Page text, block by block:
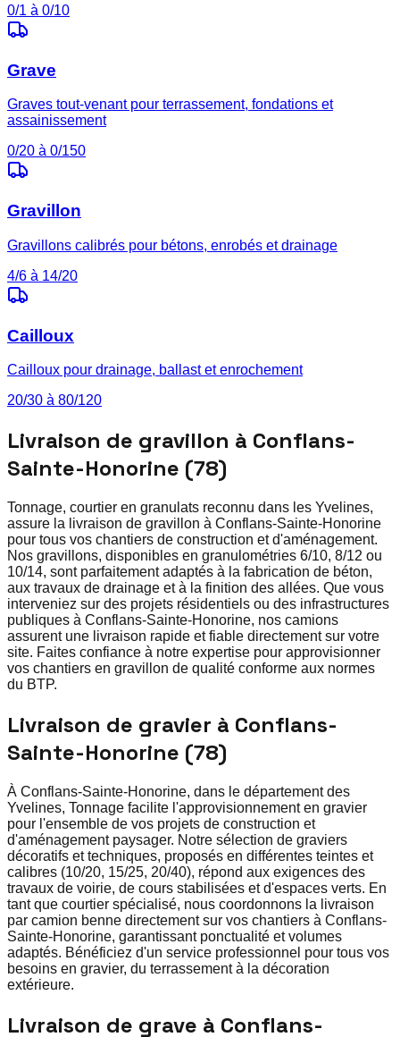
0/1 à 0/10
Grave
Graves tout-venant pour terrassement, fondations et
assainissement
0/20 à 0/150
Gravillon
Gravillons calibrés pour bétons, enrobés et drainage
4/6 à 14/20
Cailloux
Cailloux pour drainage, ballast et enrochement
20/30 à 80/120
Livraison de gravillon à Conflans-
Sainte-Honorine (78)
Tonnage, courtier en granulats reconnu dans les Yvelines,
assure la livraison de gravillon à Conflans-Sainte-Honorine
pour tous vos chantiers de construction et d'aménagement.
Nos gravillons, disponibles en granulométries 6/10, 8/12 ou
10/14, sont parfaitement adaptés à la fabrication de béton,
aux travaux de drainage et à la finition des allées. Que vous
interveniez sur des projets résidentiels ou des infrastructures
publiques à Conflans-Sainte-Honorine, nos camions
assurent une livraison rapide et fiable directement sur votre
site. Faites confiance à notre expertise pour approvisionner
vos chantiers en gravillon de qualité conforme aux normes
du BTP.
Livraison de gravier à Conflans-
Sainte-Honorine (78)
À Conflans-Sainte-Honorine, dans le département des
Yvelines, Tonnage facilite l'approvisionnement en gravier
pour l'ensemble de vos projets de construction et
d'aménagement paysager. Notre sélection de graviers
décoratifs et techniques, proposés en différentes teintes et
calibres (10/20, 15/25, 20/40), répond aux exigences des
travaux de voirie, de cours stabilisées et d'espaces verts. En
tant que courtier spécialisé, nous coordonnons la livraison
par camion benne directement sur vos chantiers à Conflans-
Sainte-Honorine, garantissant ponctualité et volumes
adaptés. Bénéficiez d'un service professionnel pour tous vos
besoins en gravier, du terrassement à la décoration
extérieure.
Livraison de grave à Conflans-